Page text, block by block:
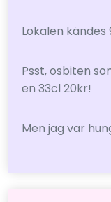
Lokalen kändes
Psst, osbiten
en 33cl 20kr!
Men jag var